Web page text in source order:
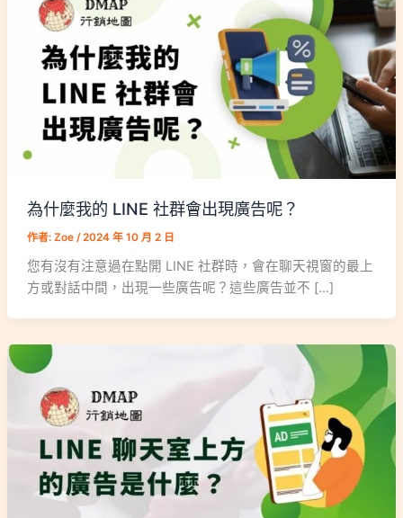
為什麼我的 LINE 社群會出現廣告呢？
作者: Zoe /2024 年 10 月 2 日
您有沒有注意過在點開 LINE 社群時，會在聊天視窗的最上
方或對話中間，出現一些廣告呢？這些廣告並不 […]